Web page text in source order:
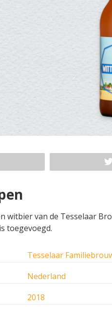
witbier van de Tesselaar
toegevoegd.
Tesselaar
Nederland
2018